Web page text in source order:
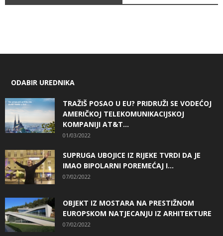
ODABIR UREDNIKA
TRAŽIŠ POSAO U EU? PRIDRUŽI SE VODEĆOJ
AMERIČKOJ TELEKOMUNIKACIJSKOJ
KOMPANIJI AT&T...
01/03/2022
SUPRUGA UBOJICE IZ RIJEKE TVRDI DA JE
IMAO BIPOLARNI POREMEĆAJ I...
07/02/2022
OBJEKT IZ MOSTARA NA PRESTIŽNOM
EUROPSKOM NATJECANJU IZ ARHITEKTURE
07/02/2022